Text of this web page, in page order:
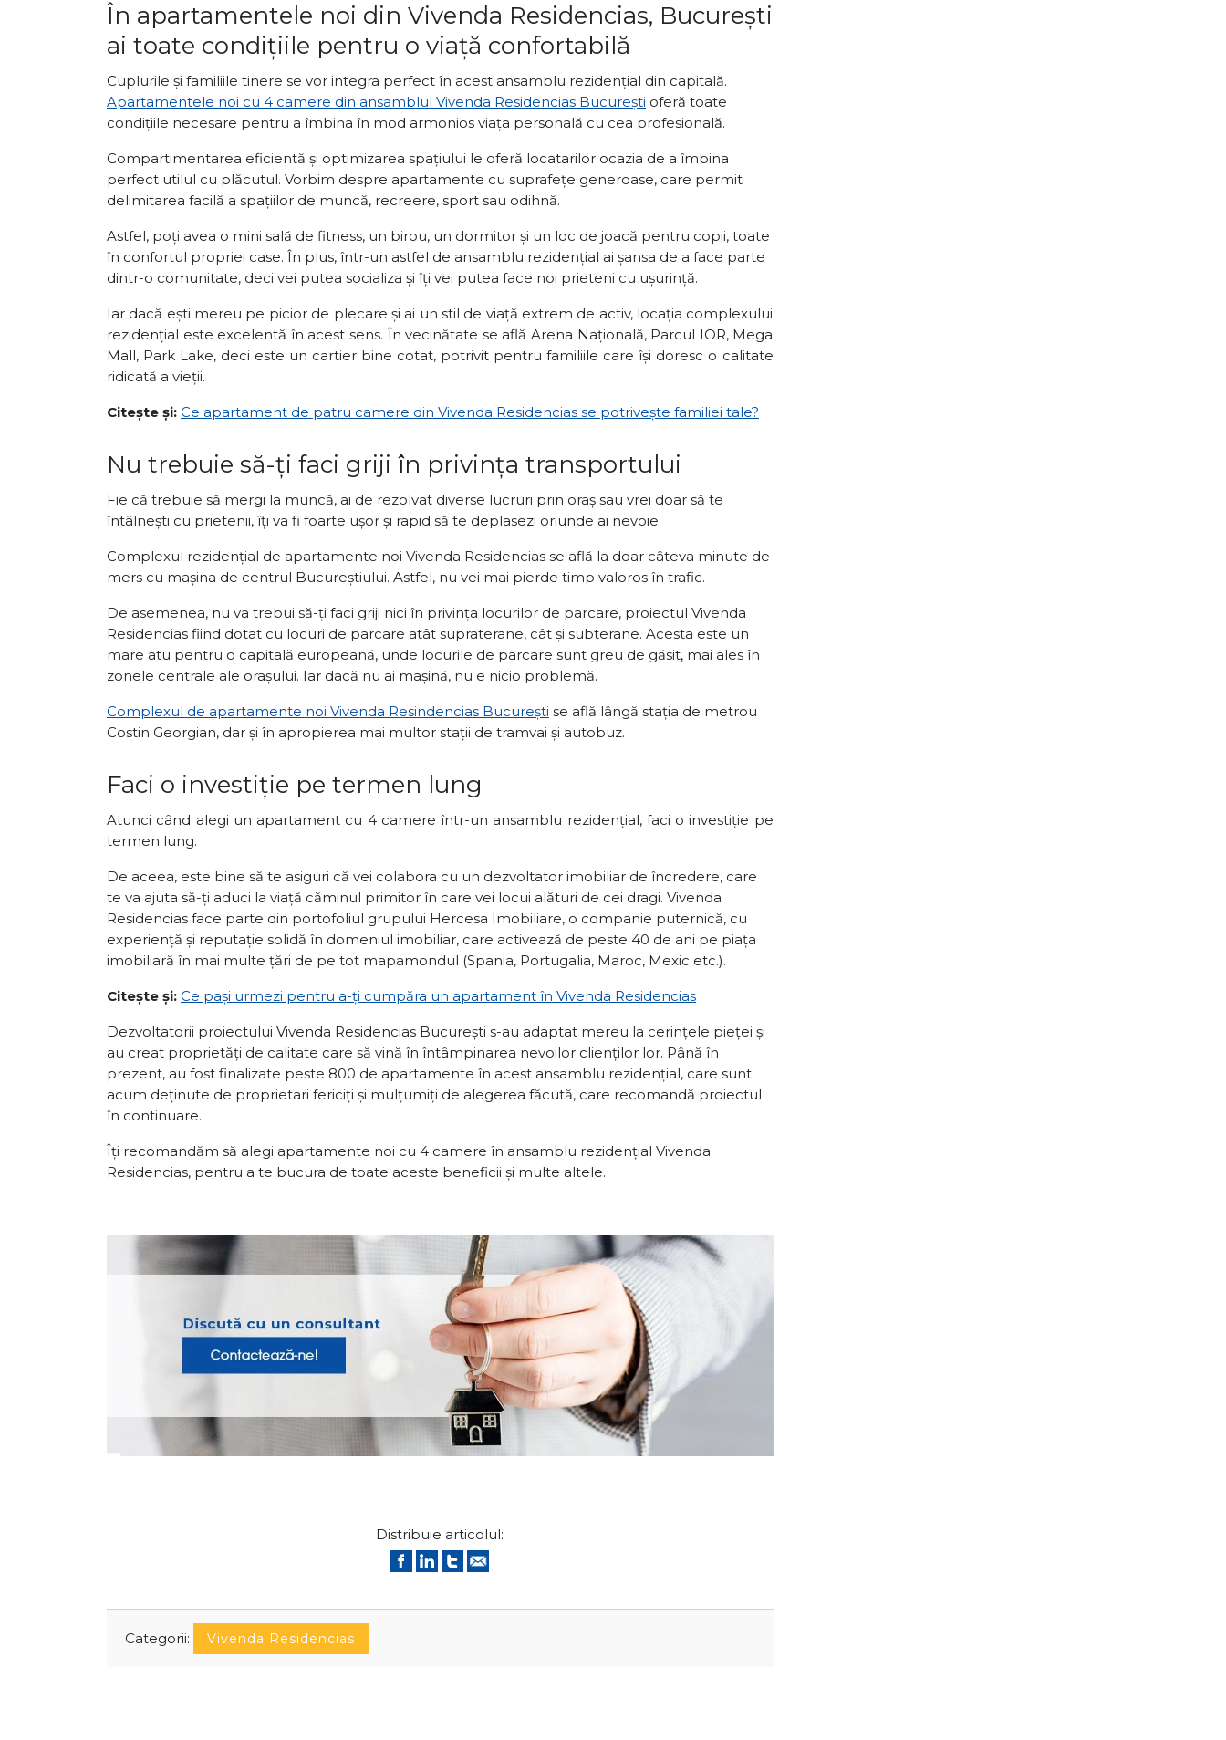
În apartamentele noi din Vivenda Residencias, București
ai toate condițiile pentru o viață confortabilă
Cuplurile și familiile tinere se vor integra perfect în acest ansamblu rezidențial din capitală.
Apartamentele noi cu 4 camere din ansamblul Vivenda Residencias București oferă toate
condițiile necesare pentru a îmbina în mod armonios viața personală cu cea profesională.
Compartimentarea eficientă și optimizarea spațiului le oferă locatarilor ocazia de a îmbina
perfect utilul cu plăcutul. Vorbim despre apartamente cu suprafețe generoase, care permit
delimitarea facilă a spațiilor de muncă, recreere, sport sau odihnă.
Astfel, poți avea o mini sală de fitness, un birou, un dormitor și un loc de joacă pentru copii, toate
în confortul propriei case. În plus, într-un astfel de ansamblu rezidențial ai șansa de a face parte
dintr-o comunitate, deci vei putea socializa și îți vei putea face noi prieteni cu ușurință.
Iar dacă ești mereu pe picior de plecare și ai un stil de viață extrem de activ, locația complexului
rezidențial este excelentă în acest sens. În vecinătate se află Arena Națională, Parcul IOR, Mega
Mall, Park Lake, deci este un cartier bine cotat, potrivit pentru familiile care își doresc o calitate
ridicată a vieții.
Citește și: Ce apartament de patru camere din Vivenda Residencias se potrivește familiei tale?
Nu trebuie să-ți faci griji în privința transportului
Fie că trebuie să mergi la muncă, ai de rezolvat diverse lucruri prin oraș sau vrei doar să te
întâlnești cu prietenii, îți va fi foarte ușor și rapid să te deplasezi oriunde ai nevoie.
Complexul rezidențial de apartamente noi Vivenda Residencias se află la doar câteva minute de
mers cu mașina de centrul Bucureștiului. Astfel, nu vei mai pierde timp valoros în trafic.
De asemenea, nu va trebui să-ți faci griji nici în privința locurilor de parcare, proiectul Vivenda
Residencias fiind dotat cu locuri de parcare atât supraterane, cât și subterane. Acesta este un
mare atu pentru o capitală europeană, unde locurile de parcare sunt greu de găsit, mai ales în
zonele centrale ale orașului. Iar dacă nu ai mașină, nu e nicio problemă.
Complexul de apartamente noi Vivenda Resindencias București se află lângă stația de metrou
Costin Georgian, dar și în apropierea mai multor stații de tramvai și autobuz.
Faci o investiție pe termen lung
Atunci când alegi un apartament cu 4 camere într-un ansamblu rezidențial, faci o investiție pe
termen lung.
De aceea, este bine să te asiguri că vei colabora cu un dezvoltator imobiliar de încredere, care
te va ajuta să-ți aduci la viață căminul primitor în care vei locui alături de cei dragi. Vivenda
Residencias face parte din portofoliul grupului Hercesa Imobiliare, o companie puternică, cu
experiență și reputație solidă în domeniul imobiliar, care activează de peste 40 de ani pe piața
imobiliară în mai multe țări de pe tot mapamondul (Spania, Portugalia, Maroc, Mexic etc.).
Citește și: Ce pași urmezi pentru a-ți cumpăra un apartament în Vivenda Residencias
Dezvoltatorii proiectului Vivenda Residencias București s-au adaptat mereu la cerințele pieței și
au creat proprietăți de calitate care să vină în întâmpinarea nevoilor clienților lor. Până în
prezent, au fost finalizate peste 800 de apartamente în acest ansamblu rezidențial, care sunt
acum deținute de proprietari fericiți și mulțumiți de alegerea făcută, care recomandă proiectul
în continuare.
Îți recomandăm să alegi apartamente noi cu 4 camere în ansamblu rezidențial Vivenda
Residencias, pentru a te bucura de toate aceste beneficii și multe altele.
Distribuie articolul:
Categorii: Vivenda Residencias